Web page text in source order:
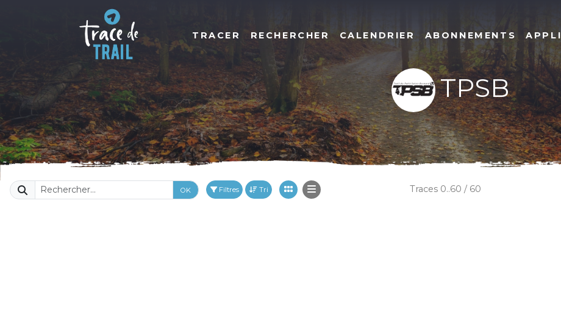
TRACER RECHERCHER CALENDRIER ABONNEMENTS APPLI
TPSB
OK Filtres Tri Traces 0..60 / 60